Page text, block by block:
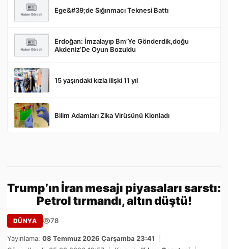
Gönder Ege&#39;de Sığınmacı Teknesi Battı
Erdoğan: İmzalayıp Bm’Ye Gönderdik,doğu
Akdeniz’De Oyun Bozuldu
15 yaşındaki kızla ilişki 11 yıl
Bilim Adamları Zika Virüsünü Klonladı
Trump’ın İran mesajı piyasaları sarstı:
Petrol tırmandı, altın düştü!
DÜNYA 78
Yayınlama: 08 Temmuz 2026 Çarşamba 23:41